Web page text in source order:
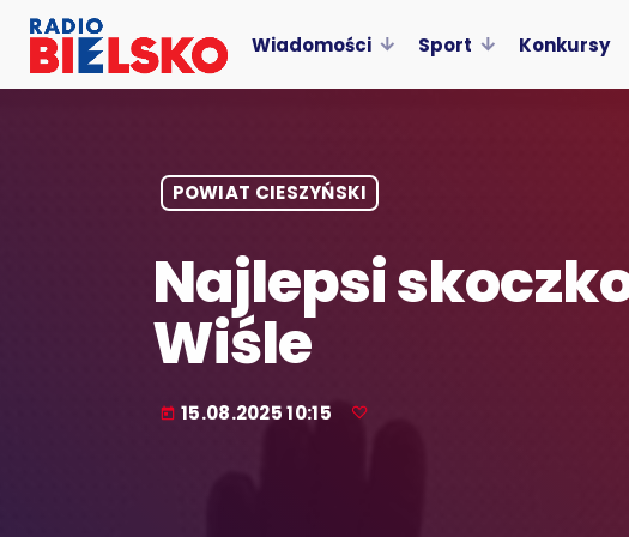
Wiadomości Sport Konkursy
POWIAT CIESZYŃSKI
Najlepsi
Wiśle
today 15.08.2025 10:15